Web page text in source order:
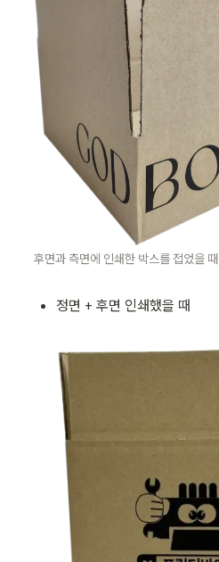
후면과 측면에 인쇄한 박스를 접었을 때
정면 + 후면 인쇄했을 때